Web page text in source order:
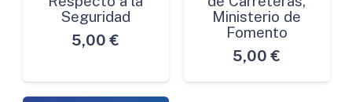
Seguridad
5,00 €
Ministerio de
Fomento
5,00 €